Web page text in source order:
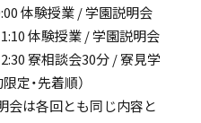
体験授業 / 学園説明会
体験授業 / 学園説明会
寮相談会30分 / 寮見学
定・先着順）
会は各回とも同じ内容と
イスクール(SSH)